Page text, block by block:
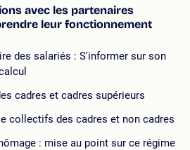
avec les partenaires
leur fonctionnement
des salariés : S'informer sur son
cadres et cadres supérieurs
collectifs des cadres et non cadres
: mise au point sur ce régime